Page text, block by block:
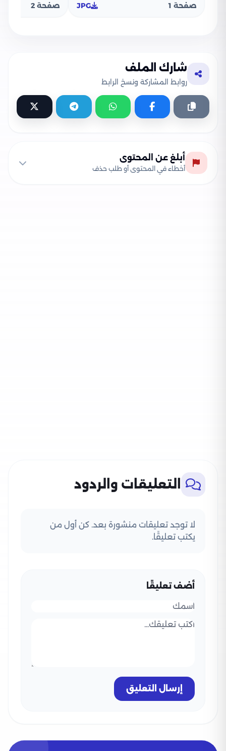
صفحة 1 JPG صفحة 2
شارك الملف
روابط المشاركة ونسخ الرابط
أبلغ عن المحتوى
أخطاء في المحتوى أو طلب حذف
التعليقات والردود
لا توجد تعليقات منشورة بعد. كن أول من
يكتب تعليقًا.
أضف تعليقًا
إرسال التعليق